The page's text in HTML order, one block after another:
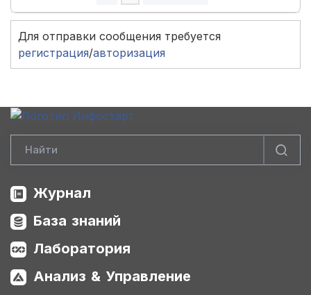
Для отправки сообщения требуется
регистрация/авторизация
Журнал
База знаний
Лаборатория
Анализ & Управление